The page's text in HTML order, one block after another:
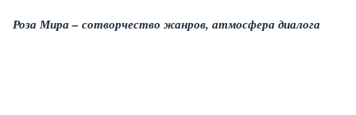
Роза Мира – сотворчество жанров, атмосфера диалога